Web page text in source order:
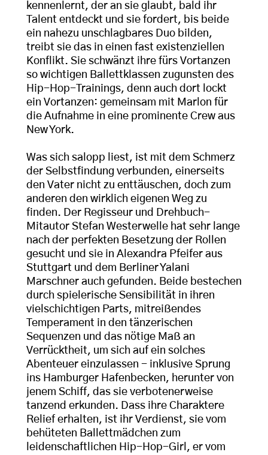
kennenlernt, der an sie glaubt, bald ihr
Talent entdeckt und sie fordert, bis beide
ein nahezu unschlagbares Duo bilden,
treibt sie das in einen fast existenziellen
Konflikt. Sie schwänzt ihre fürs Vortanzen
so wichtigen Ballettklassen zugunsten des
Hip-Hop-Trainings, denn auch dort lockt
ein Vortanzen: gemeinsam mit Marlon für
die Aufnahme in eine prominente Crew aus
New York.
Was sich salopp liest, ist mit dem Schmerz
der Selbstfindung verbunden, einerseits
den Vater nicht zu enttäuschen, doch zum
anderen den wirklich eigenen Weg zu
finden. Der Regisseur und Drehbuch-
Mitautor Stefan Westerwelle hat sehr lange
nach der perfekten Besetzung der Rollen
gesucht und sie in Alexandra Pfeifer aus
Stuttgart und dem Berliner Yalani
Marschner auch gefunden. Beide bestechen
durch spielerische Sensibilität in ihren
vielschichtigen Parts, mitreißendes
Temperament in den tänzerischen
Sequenzen und das nötige Maß an
Verrücktheit, um sich auf ein solches
Abenteuer einzulassen - inklusive Sprung
ins Hamburger Hafenbecken, herunter von
jenem Schiff, das sie verbotenerweise
tanzend erkunden. Dass ihre Charaktere
Relief erhalten, ist ihr Verdienst, sie vom
behüteten Ballettmädchen zum
leidenschaftlichen Hip-Hop-Girl, er vom